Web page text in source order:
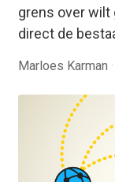
grens over wilt
direct de
Marloes Karman ·